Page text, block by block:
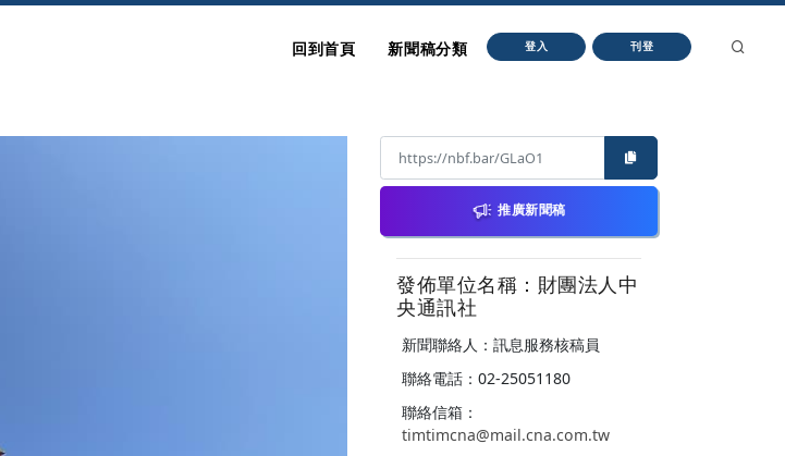
回到首頁 新聞稿分類 登入 刊登
推廣新聞稿
發佈單位名稱：財團法人中
央通訊社
新聞聯絡人：訊息服務核稿員
聯絡電話：02-25051180
聯絡信箱：
timtimcna@mail.cna.com.tw